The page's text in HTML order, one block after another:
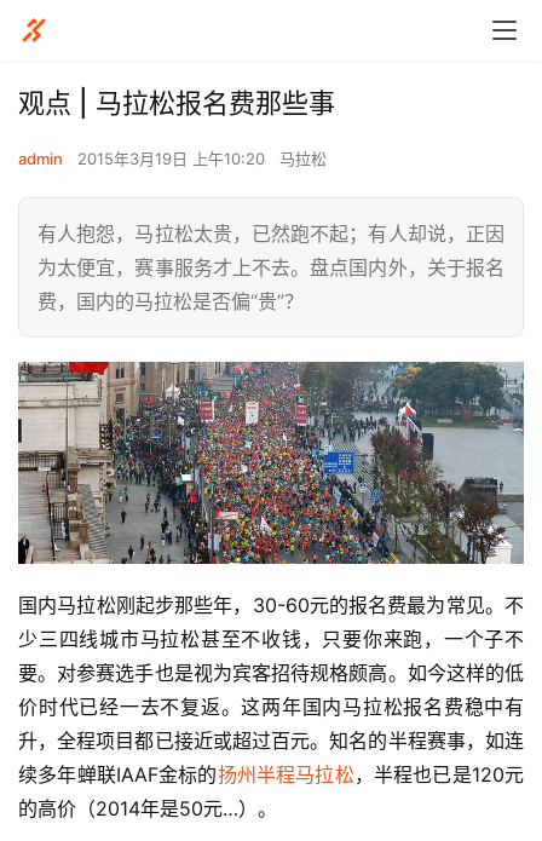
观点 | 马拉松报名费那些事
admin 2015年3月19日 上午10:20 马拉松
有人抱怨，马拉松太贵，已然跑不起；有人却说，正因
为太便宜，赛事服务才上不去。盘点国内外，关于报名
费，国内的马拉松是否偏“贵”？
国内马拉松刚起步那些年，30-60元的报名费最为常见。不
少三四线城市马拉松甚至不收钱，只要你来跑，一个子不
要。对参赛选手也是视为宾客招待规格颇高。如今这样的低
价时代已经一去不复返。这两年国内马拉松报名费稳中有
升，全程项目都已接近或超过百元。知名的半程赛事，如连
续多年蝉联IAAF金标的扬州半程马拉松，半程也已是120元
的高价（2014年是50元…）。